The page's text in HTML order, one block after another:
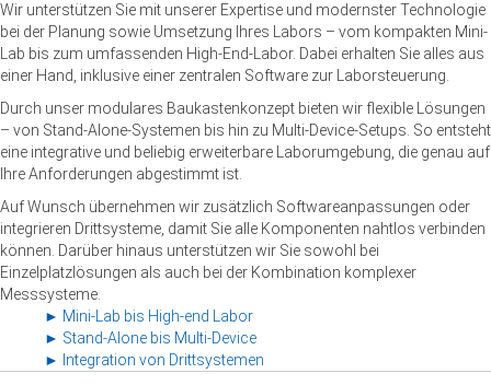
Wir unterstützen Sie mit unserer Expertise und modernster Technologie
bei der Planung sowie Umsetzung Ihres Labors – vom kompakten Mini-
Lab bis zum umfassenden High-End-Labor. Dabei erhalten Sie alles aus
einer Hand, inklusive einer zentralen Software zur Laborsteuerung.
Durch unser modulares Baukastenkonzept bieten wir flexible Lösungen
– von Stand-Alone-Systemen bis hin zu Multi-Device-Setups. So entsteht
eine integrative und beliebig erweiterbare Laborumgebung, die genau auf
Ihre Anforderungen abgestimmt ist.
Auf Wunsch übernehmen wir zusätzlich Softwareanpassungen oder
integrieren Drittsysteme, damit Sie alle Komponenten nahtlos verbinden
können. Darüber hinaus unterstützen wir Sie sowohl bei
Einzelplatzlösungen als auch bei der Kombination komplexer
Messsysteme.
► Mini-Lab bis High-end Labor
► Stand-Alone bis Multi-Device
► Integration von Drittsystemen